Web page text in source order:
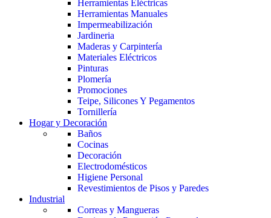
Herramientas Eléctricas
Herramientas Manuales
Impermeabilización
Jardineria
Maderas y Carpintería
Materiales Eléctricos
Pinturas
Plomería
Promociones
Teipe, Silicones Y Pegamentos
Tornillería
Hogar y Decoración
Baños
Cocinas
Decoración
Electrodomésticos
Higiene Personal
Revestimientos de Pisos y Paredes
Industrial
Correas y Mangueras